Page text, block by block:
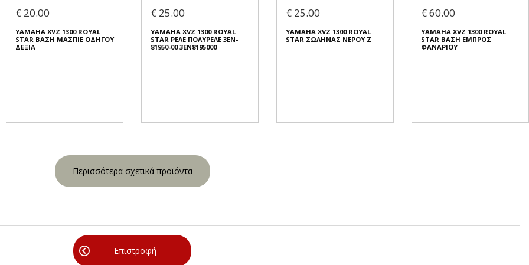
€ 20.00
YAMAHA XVZ 1300 ROYAL
STAR ΒΑΣΗ ΜΑΣΠΙΕ ΟΔΗΓΟΥ
ΔΕΞΙΑ
€ 25.00
YAMAHA XVZ 1300 ROYAL
STAR ΡΕΛΕ ΠΟΛΥΡΕΛΕ 3EN-
81950-00 3EN8195000
€ 25.00
YAMAHA XVZ 1300 ROYAL
STAR ΣΩΛΗΝΑΣ ΝΕΡΟΥ Ζ
€ 60.00
YAMAHA XVZ 1300 ROYAL
STAR ΒΑΣΗ ΕΜΠΡΟΣ
ΦΑΝΑΡΙΟΥ
Περισσότερα σχετικά προϊόντα
Επιστροφή